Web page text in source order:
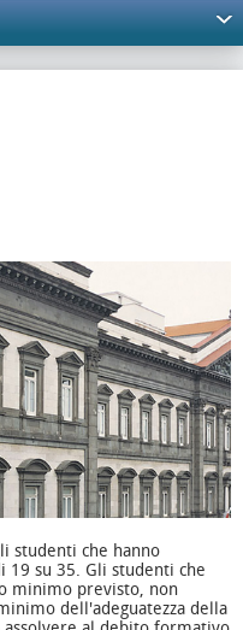
studenti che hanno
19 su 35. Gli studenti che
minimo previsto, non
dell'adeguatezza della